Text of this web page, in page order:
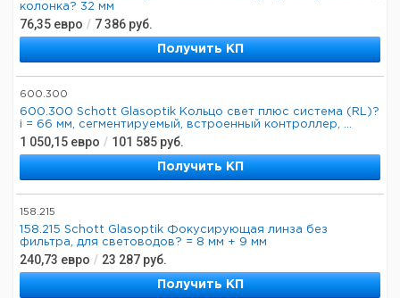
колонка? 32 мм
76,35 евро / 7 386 руб.
Получить КП
600.300
600.300 Schott Glasoptik Кольцо свет плюс система (RL)?
i = 66 мм, сегментируемый, встроенный контроллер, ...
1 050,15 евро / 101 585 руб.
Получить КП
158.215
158.215 Schott Glasoptik Фокусирующая линза без
фильтра, для световодов? = 8 мм + 9 мм
240,73 евро / 23 287 руб.
Получить КП